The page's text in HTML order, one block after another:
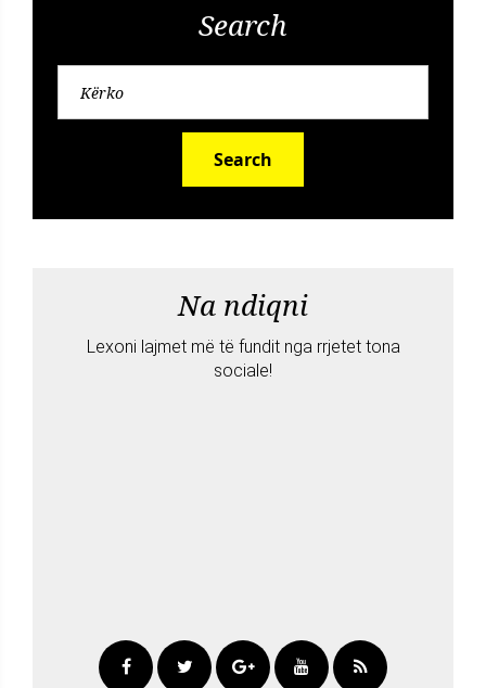
Search
Search
Na ndiqni
Lexoni lajmet më të fundit nga rrjetet tona
sociale!